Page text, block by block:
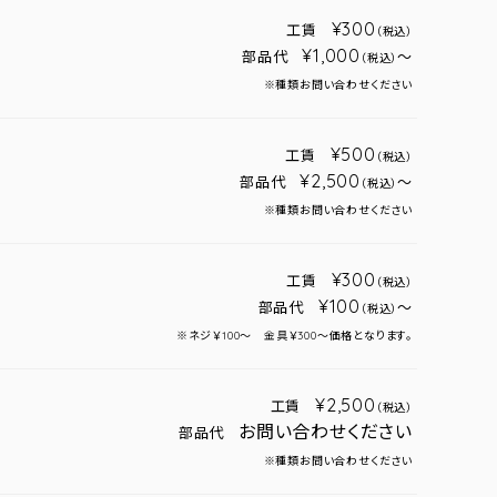
工賃 ¥300 （税込）
部品代 ¥1,000 （税込）～
※種類お問い合わせください
工賃 ¥500 （税込）
部品代 ¥2,500 （税込）～
※種類お問い合わせください
工賃 ¥300 （税込）
部品代 ¥100 （税込）～
※ネジ￥100～ 金具￥300～価格となります。
工賃 ¥2,500 （税込）
部品代 お問い合わせください
※種類お問い合わせください